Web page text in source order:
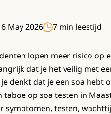
May 2026 7 min leestijd
lopen meer risico op
dat je het veilig met
denkt dat je een soa hebt
taboe op soa testen in
symptomen, testen,